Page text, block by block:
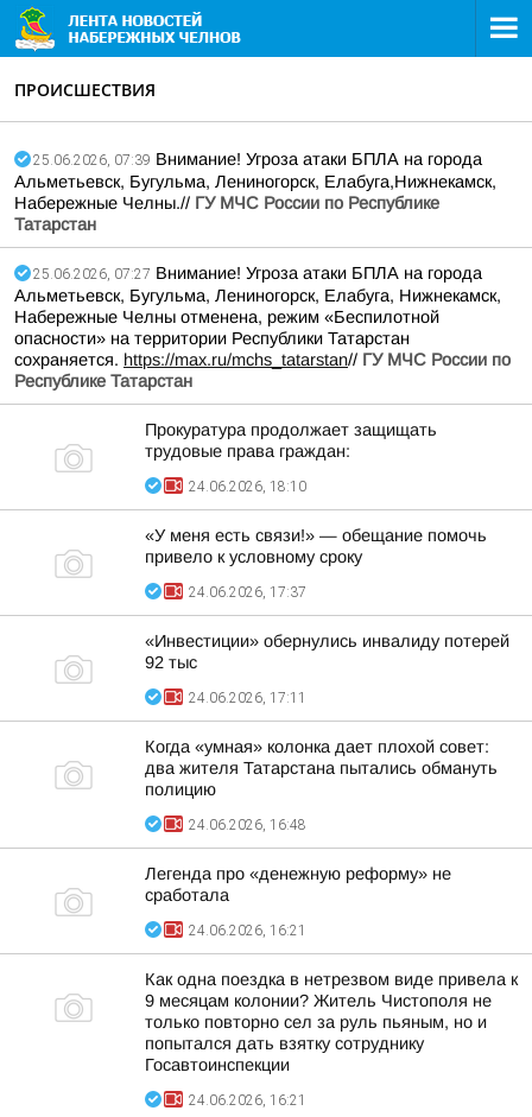
ПРОИСШЕСТВИЯ
25.06.2026, 07:39 Внимание! Угроза атаки БПЛА на города
Альметьевск, Бугульма, Лениногорск, Елабуга,Нижнекамск,
Набережные Челны.// ГУ МЧС России по Республике
Татарстан
25.06.2026, 07:27 Внимание! Угроза атаки БПЛА на города
Альметьевск, Бугульма, Лениногорск, Елабуга, Нижнекамск,
Набережные Челны отменена, режим «Беспилотной
опасности» на территории Республики Татарстан
сохраняется. https://max.ru/mchs_tatarstan// ГУ МЧС России по
Республике Татарстан
Прокуратура продолжает защищать
трудовые права граждан:
24.06.2026, 18:10
«У меня есть связи!» — обещание помочь
привело к условному сроку
24.06.2026, 17:37
«Инвестиции» обернулись инвалиду потерей
92 тыс
24.06.2026, 17:11
Когда «умная» колонка дает плохой совет:
два жителя Татарстана пытались обмануть
полицию
24.06.2026, 16:48
Легенда про «денежную реформу» не
сработала
24.06.2026, 16:21
Как одна поездка в нетрезвом виде привела к
9 месяцам колонии? Житель Чистополя не
только повторно сел за руль пьяным, но и
попытался дать взятку сотруднику
Госавтоинспекции
24.06.2026, 16:21